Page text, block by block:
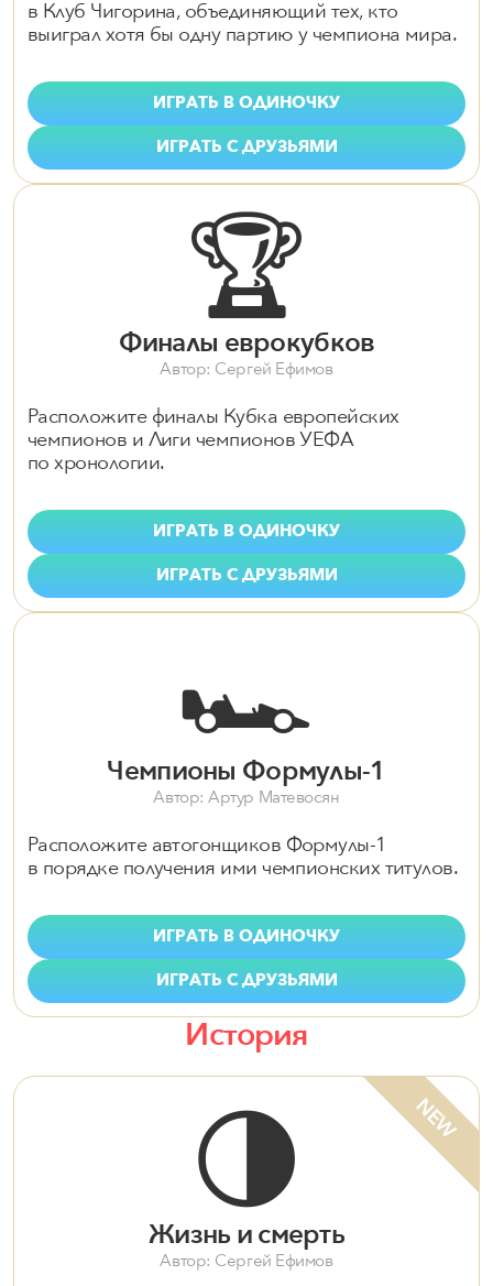
в Клуб Чигорина, объединяющий тех, кто
выиграл хотя бы одну партию у чемпиона мира.
ИГРАТЬ В ОДИНОЧКУ
ИГРАТЬ С ДРУЗЬЯМИ
🏆
Финалы еврокубков
Автор: Сергей Ефимов
Расположите финалы Кубка европейских
чемпионов и Лиги чемпионов УЕФА
по хронологии.
ИГРАТЬ В ОДИНОЧКУ
ИГРАТЬ С ДРУЗЬЯМИ
🏎️
Чемпионы Формулы-1
Автор: Артур Матевосян
Расположите автогонщиков Формулы-1
в порядке получения ими чемпионских титулов.
ИГРАТЬ В ОДИНОЧКУ
ИГРАТЬ С ДРУЗЬЯМИ
История
NEW
🌗
Жизнь и смерть
Автор: Сергей Ефимов